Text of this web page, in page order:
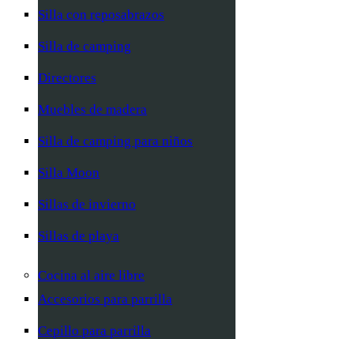
Silla con reposabrazos
Silla de camping
Directores
Muebles de madera
Silla de camping para niños
Silla Moon
Sillas de invierno
Sillas de playa
Cocina al aire libre
Accesorios para parrilla
Cepillo para parrilla